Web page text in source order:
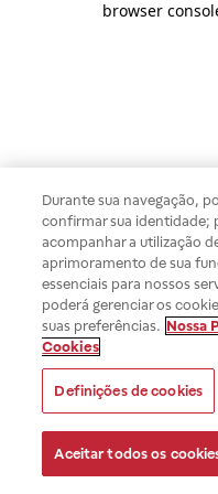
browser
Durante sua navegação,
confirmar sua identidade;
acompanhar a utilização
aprimoramento de sua
essenciais para nossos
poderá gerenciar os
suas preferências. Nossa
Cookies
Definições de cookies
Aceitar todos os